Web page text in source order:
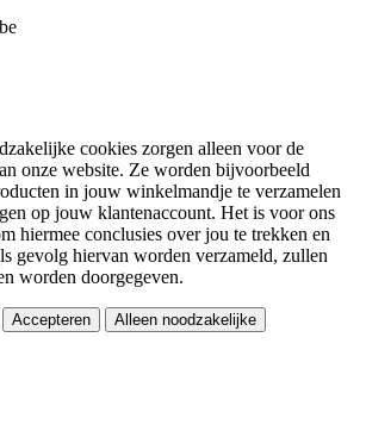
cookies zorgen alleen voor de
onze website. Ze worden bijvoorbeeld
in jouw winkelmandje te verzamelen
op jouw klantenaccount. Het is voor ons
hiermee conclusies over jou te trekken en
gevolg hiervan worden verzameld, zullen
worden doorgegeven.
Accepteren Alleen noodzakelijke